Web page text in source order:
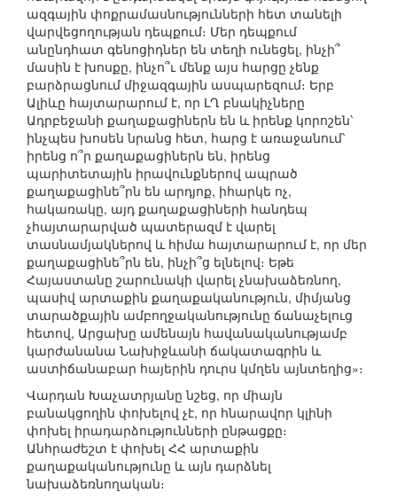
ազգային փոքրամասնությունների հետ տանելի
վարվեցողության դեպքում։ Մեր դեպքում
անընդհատ գենոցիդներ են տեղի ունեցել, ինչի՞
մասին է խոսքը, ինչո՞ւ մենք այս հարցը չենք
բարձրացնում միջազգային ասպարեզում։ Երբ
Ալիևը հայտարարում է, որ ԼՂ բնակիչները
Ադրբեջանի քաղաքացիներն են և իրենք կորոշեն՝
ինչպես խոսեն նրանց հետ, հարց է առաջանում՝
իրենց ո՞ր քաղաքացիներն են, իրենց
պարիտետային իրավունքներով ապրած
քաղաքացինե՞րն են արդյոք, իհարկե ոչ,
հակառակը, այդ քաղաքացիների հանդեպ
չհայտարարված պատերազմ է վարել
տասնամյակներով և հիմա հայտարարում է, որ մեր
քաղաքացինե՞րն են, ինչի՞ց ելնելով։ Եթե
Հայաստանը շարունակի վարել չնախաձեռնող,
պասիվ արտաքին քաղաքականություն, միմյանց
տարածքային ամբողջականությունը ճանաչելուց
հետով, Արցախը ամենայն հավանականությամբ
կարժանանա Նախիջևանի ճակատագրին և
աստիճանաբար հայերին դուրս կմղեն այնտեղից»։
Վարդան Խաչատրյանը նշեց, որ միայն
բանակցողին փոխելով չէ, որ հնարավոր կլինի
փոխել իրադարձությունների ընթացքը։
Անհրաժեշտ է փոխել ՀՀ արտաքին
քաղաքականությունը և այն դարձնել
նախաձեռնողական։